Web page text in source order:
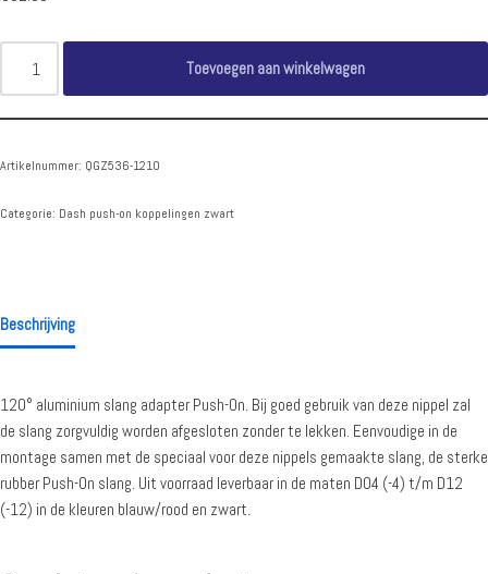
Toevoegen aan winkelwagen
Artikelnummer: QGZ536-1210
Categorie: Dash push-on koppelingen zwart
Beschrijving
120° aluminium slang adapter Push-On. Bij goed gebruik van deze nippel zal
de slang zorgvuldig worden afgesloten zonder te lekken. Eenvoudige in de
montage samen met de speciaal voor deze nippels gemaakte slang, de sterke
rubber Push-On slang. Uit voorraad leverbaar in de maten D04 (-4) t/m D12
(-12) in de kleuren blauw/rood en zwart.